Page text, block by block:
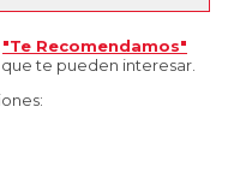
"Te Recomendamos"
te pueden interesar.